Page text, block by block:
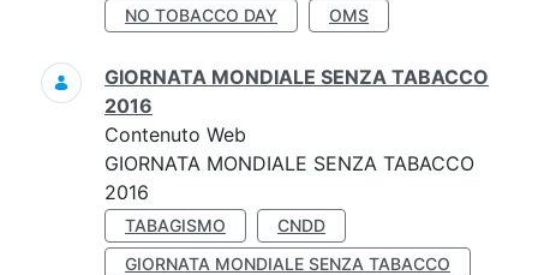
NO TOBACCO DAY
OMS
GIORNATA MONDIALE SENZA TABACCO
2016
Contenuto Web
GIORNATA MONDIALE SENZA TABACCO
2016
TABAGISMO
CNDD
GIORNATA MONDIALE SENZA TABACCO